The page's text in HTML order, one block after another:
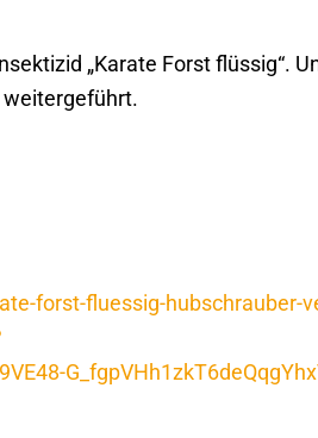
„Karate Forst flüssig“.
forst-fluessig-hubschrauber-